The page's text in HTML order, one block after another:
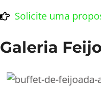
Solicite uma
Galeria